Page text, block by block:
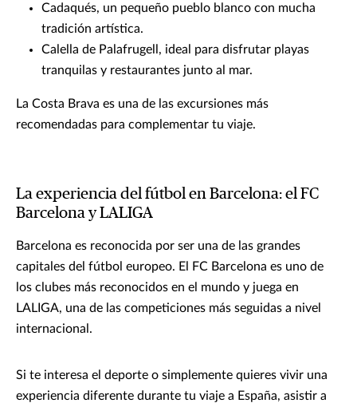
Cadaqués, un pequeño pueblo blanco con mucha
tradición artística.
Calella de Palafrugell, ideal para disfrutar playas
tranquilas y restaurantes junto al mar.
La Costa Brava es una de las excursiones más
recomendadas para complementar tu viaje.
La experiencia del fútbol en Barcelona: el FC
Barcelona y LALIGA
Barcelona es reconocida por ser una de las grandes
capitales del fútbol europeo. El FC Barcelona es uno de
los clubes más reconocidos en el mundo y juega en
LALIGA, una de las competiciones más seguidas a nivel
internacional.
Si te interesa el deporte o simplemente quieres vivir una
experiencia diferente durante tu viaje a España, asistir a